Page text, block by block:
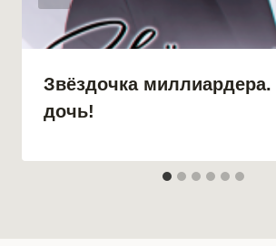
Звёздочка
дочь!